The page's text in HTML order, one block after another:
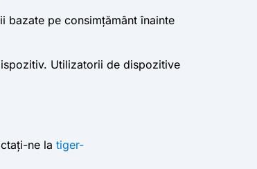
bazate pe consimțământ înainte
Utilizatorii de dispozitive
ne la tiger-